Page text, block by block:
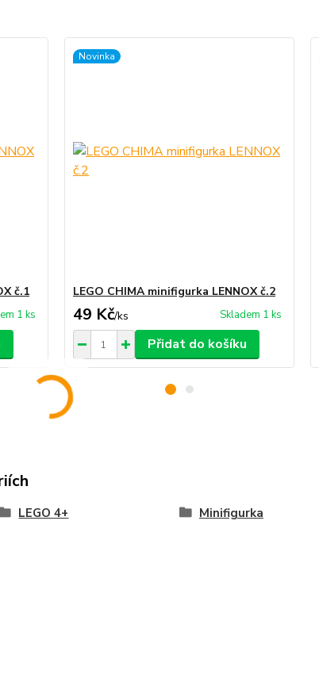
č.1
1 ks
Novinka
LEGO CHIMA minifigurka LENNOX č.2
49 Kč/ks Skladem 1 ks
Přidat do košíku
LEGO 4+ Minifigurka